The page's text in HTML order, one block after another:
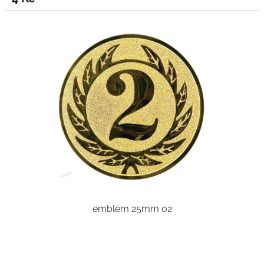
emblém 25mm 02